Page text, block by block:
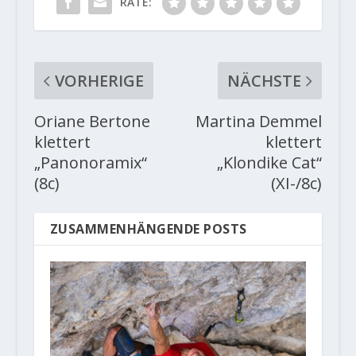
VORHERIGE
Oriane Bertone
klettert
„Panonoramix“
(8c)
NÄCHSTE
Martina Demmel
klettert
„Klondike Cat“
(XI-/8c)
ZUSAMMENHÄNGENDE POSTS